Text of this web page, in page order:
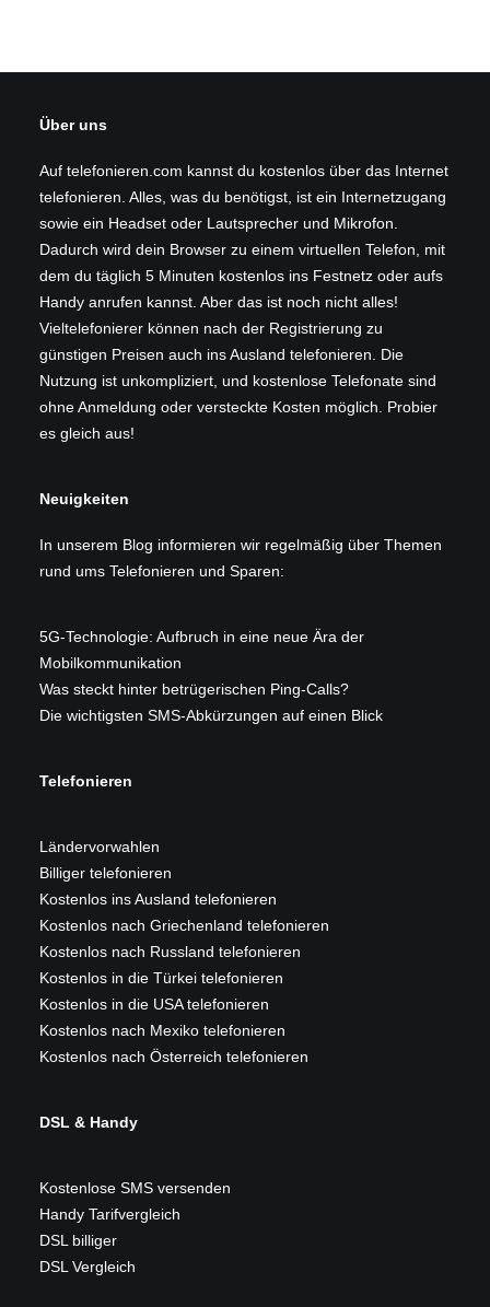
Über uns
Auf telefonieren.com kannst du kostenlos über das Internet
telefonieren. Alles, was du benötigst, ist ein Internetzugang
sowie ein Headset oder Lautsprecher und Mikrofon.
Dadurch wird dein Browser zu einem virtuellen Telefon, mit
dem du täglich 5 Minuten kostenlos ins Festnetz oder aufs
Handy anrufen kannst. Aber das ist noch nicht alles!
Vieltelefonierer können nach der Registrierung zu
günstigen Preisen auch ins Ausland telefonieren. Die
Nutzung ist unkompliziert, und kostenlose Telefonate sind
ohne Anmeldung oder versteckte Kosten möglich. Probier
es gleich aus!
Neuigkeiten
In unserem Blog informieren wir regelmäßig über Themen
rund ums Telefonieren und Sparen:
5G-Technologie: Aufbruch in eine neue Ära der
Mobilkommunikation
Was steckt hinter betrügerischen Ping-Calls?
Die wichtigsten SMS-Abkürzungen auf einen Blick
Telefonieren
Ländervorwahlen
Billiger telefonieren
Kostenlos ins Ausland telefonieren
Kostenlos nach Griechenland telefonieren
Kostenlos nach Russland telefonieren
Kostenlos in die Türkei telefonieren
Kostenlos in die USA telefonieren
Kostenlos nach Mexiko telefonieren
Kostenlos nach Österreich telefonieren
DSL & Handy
Kostenlose SMS versenden
Handy Tarifvergleich
DSL billiger
DSL Vergleich